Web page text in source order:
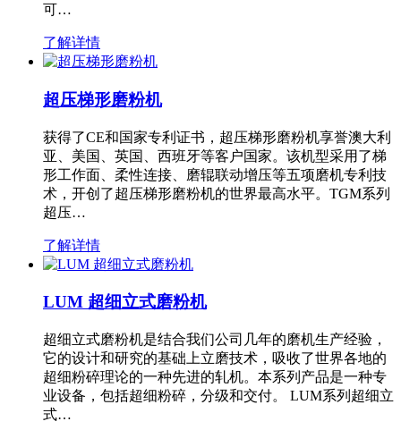
可…
了解详情
超压梯形磨粉机
获得了CE和国家专利证书，超压梯形磨粉机享誉澳大利
亚、美国、英国、西班牙等客户国家。该机型采用了梯
形工作面、柔性连接、磨辊联动增压等五项磨机专利技
术，开创了超压梯形磨粉机的世界最高水平。TGM系列
超压…
了解详情
LUM 超细立式磨粉机
超细立式磨粉机是结合我们公司几年的磨机生产经验，
它的设计和研究的基础上立磨技术，吸收了世界各地的
超细粉碎理论的一种先进的轧机。本系列产品是一种专
业设备，包括超细粉碎，分级和交付。 LUM系列超细立
式…